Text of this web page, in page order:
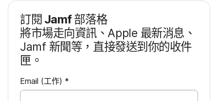
訂閱 Jamf部​落格
將​市場​走向​資訊、 Apple 最​新​消息、
Jamf 新聞​等，​直接​發送​到​你​的​收件​
匣。
Email (工作) *必
填